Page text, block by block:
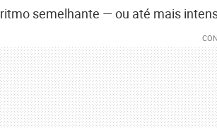
ritmo semelhante — ou até mais